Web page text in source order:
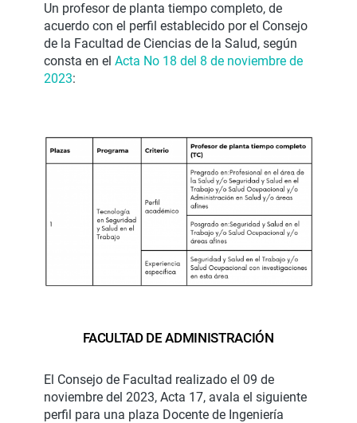
Un profesor de planta tiempo completo, de
acuerdo con el perfil establecido por el Consejo
de la Facultad de Ciencias de la Salud, según
consta en el Acta No 18 del 8 de noviembre de
2023:
FACULTAD DE ADMINISTRACIÓN
El Consejo de Facultad realizado el 09 de
noviembre del 2023, Acta 17, avala el siguiente
perfil para una plaza Docente de Ingeniería